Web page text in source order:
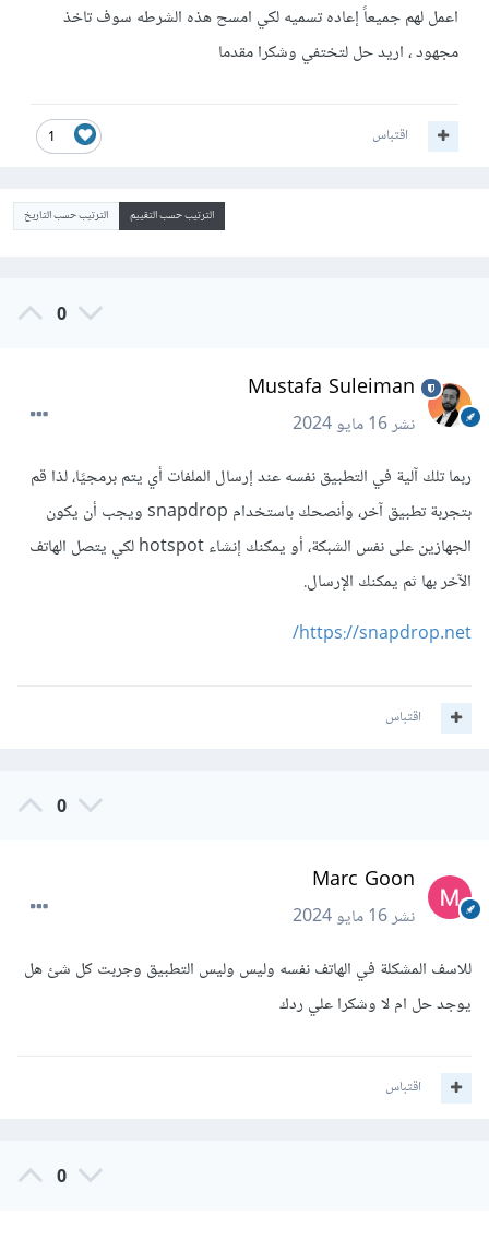
اعمل لهم جميعاً إعاده تسميه لكي امسح هذه الشرطه سوف تاخذ
مجهود ، اريد حل لتختفي وشكرا مقدما
1 اقتباس
الترتيب حسب التقييم الترتيب حسب التاريخ
0
Mustafa Suleiman
نشر16 مايو 2024
ربما تلك آلية في التطبيق نفسه عند إرسال الملفات أي يتم برمجيًا، لذا قم
بتجربة تطبيق آخر، وأنصحك باستخدام snapdrop ويجب أن يكون
الجهازين على نفس الشبكة، أو يمكنك إنشاء hotspot لكي يتصل الهاتف
الآخر بها ثم يمكنك الإرسال.
https://snapdrop.net/
اقتباس
0
Marc Goon
نشر16 مايو 2024
للاسف المشكلة في الهاتف نفسه وليس وليس التطبيق وجربت كل شئ هل
يوجد حل ام لا وشكرا علي ردك
اقتباس
0